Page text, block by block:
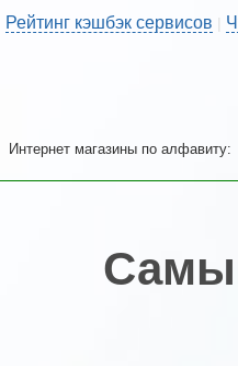
Рейтинг кэшбэк сервисов |
Интернет магазины по алфавиту: